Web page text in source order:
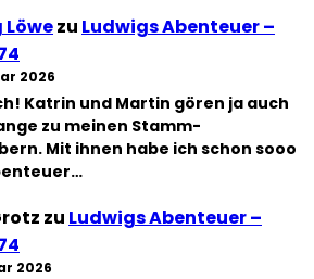
Löwezu Ludwigs Abenteuer –
2026
Katrin und Martin gören ja auch
zu meinen Stamm-
Mit ihnen habe ich schon sooo
zu Ludwigs Abenteuer –
2026